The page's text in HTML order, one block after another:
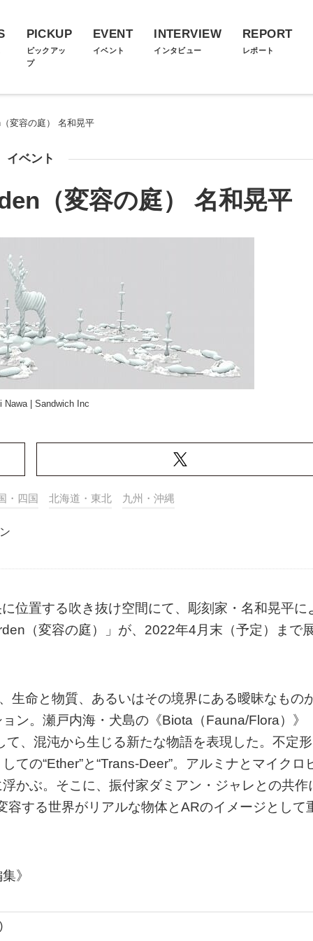
PICKUP
ピックアッ
プ
EVENT
イベント
INTERVIEW
インタビュー
REPORT
レポート
変容の庭） 名和晃平
イベント
（変容の庭） 名和晃平
Nawa | Sandwich Inc
・四国 北海道・東北 九州・沖縄
位置する吹き抜け空間にて、彫刻家・名和晃平に
（変容の庭）」が、2022年4月末（予定）まで
生命と物質、あるいはその境界にある曖昧なもの
ン。瀬戸内海・犬島の《Biota（Fauna/Flora）》
、混沌から生じる新たな物語を表現した。不定形
ての“Ether”と“Trans-Deer”。アルミナとマイクロ
かぶ。そこに、振付家ダミアン・ジャレとの共作
する世界がリアルな物体とARのイメージとして
》